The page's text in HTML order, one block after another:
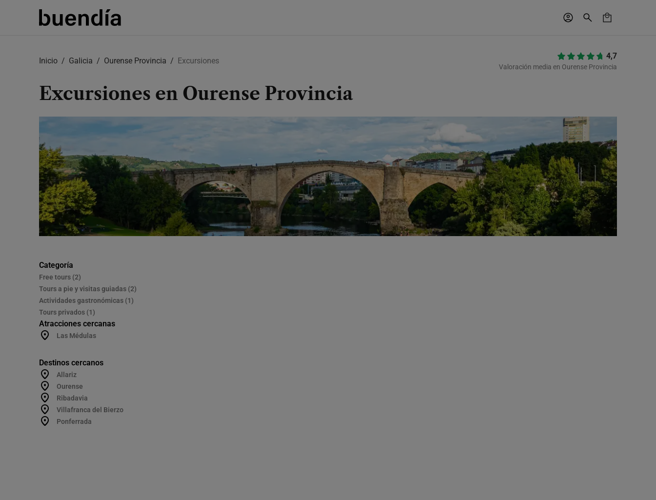
Inicio Galicia Ourense Provincia Excursiones
Excursiones en Ourense Provincia
4,7
Valoración media en Ourense Provincia
Categoría
Free tours (2)
Tours a pie y visitas guiadas (2)
Actividades gastronómicas (1)
Tours privados (1)
Atracciones cercanas
Las Médulas
Destinos cercanos
Allariz
Ourense
Ribadavia
Villafranca del Bierzo
Ponferrada